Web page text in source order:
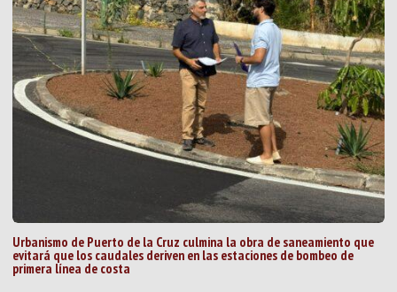
Urbanismo de Puerto de la Cruz culmina la obra de saneamiento que
evitará que los caudales deriven en las estaciones de bombeo de
primera línea de costa